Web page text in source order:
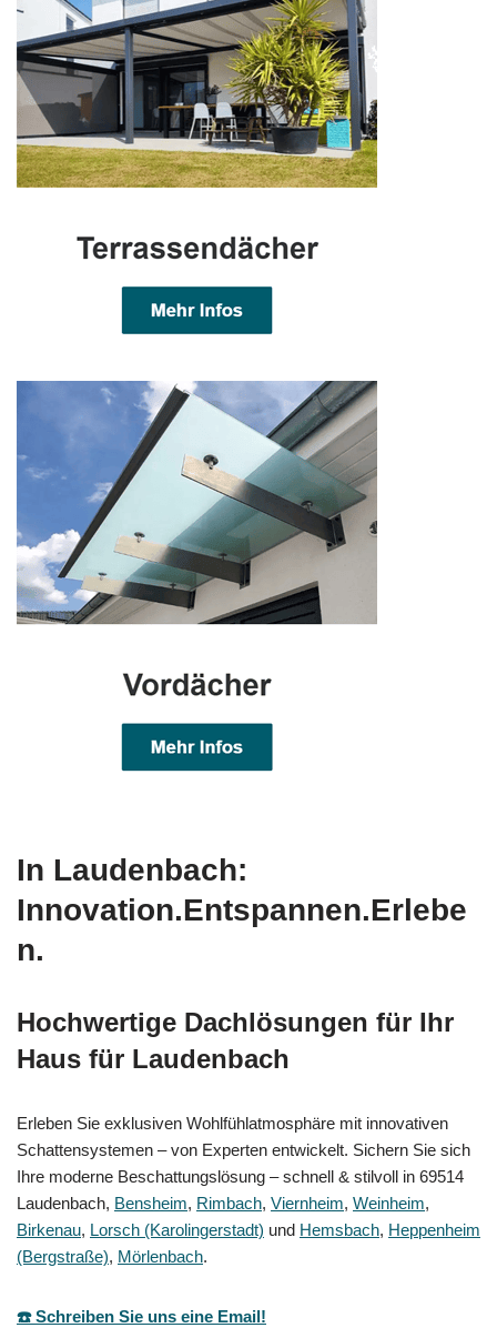
In Laudenbach:
Innovation.Entspannen.Erlebe
n.
Hochwertige Dachlösungen für Ihr
Haus für Laudenbach
Erleben Sie exklusiven Wohlfühlatmosphäre mit innovativen
Schattensystemen – von Experten entwickelt. Sichern Sie sich
Ihre moderne Beschattungslösung – schnell & stilvoll in 69514
Laudenbach, Bensheim, Rimbach, Viernheim, Weinheim,
Birkenau, Lorsch (Karolingerstadt) und Hemsbach, Heppenheim
(Bergstraße), Mörlenbach.
☎️ Schreiben Sie uns eine Email!